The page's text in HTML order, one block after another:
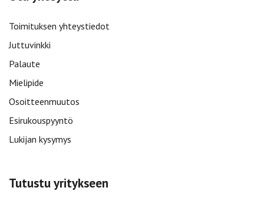
Toimituksen yhteystiedot
Juttuvinkki
Palaute
Mielipide
Osoitteenmuutos
Esirukouspyyntö
Lukijan kysymys
Tutustu yritykseen